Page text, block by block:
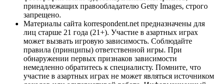
принадлежащих правообладателю Getty Images, строго
запрещено.
Материалы сайта korrespondent.net предназначены для
лиц старше 21 года (21+). Участие в азартных играх
может вызвать игровую зависимость. Соблюдайте
правила (принципы) ответственной игры. При
обнаружении первых признаков зависимости
немедленно обратитесь к специалисту. Помните, что
участие в азартных играх не может являться источником